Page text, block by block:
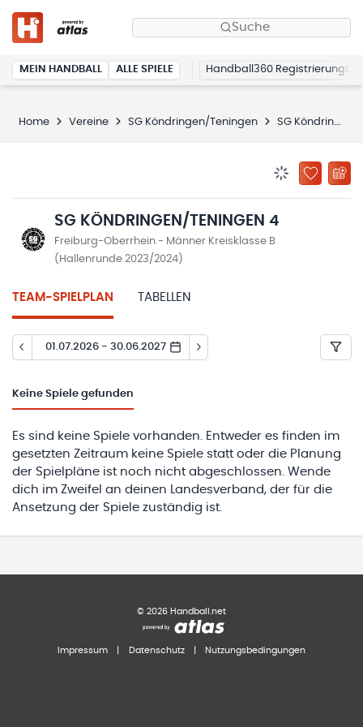
Suche
MEIN HANDBALL ALLE SPIELE Handball360 Registrierung
Home Vereine SG Köndringen/Teningen SG Köndringen/Teningen 4
ZU
SG KÖNDRINGEN/TENINGEN 4
Freiburg-Oberrhein - Männer Kreisklasse B
(Hallenrunde 2023/2024)
TEAM-SPIELPLAN TABELLEN
01.07.2026 - 30.06.2027
Keine Spiele gefunden
Es sind keine Spiele vorhanden. Entweder es finden im
gesetzten Zeitraum keine Spiele statt oder die Planung
der Spielpläne ist noch nicht abgeschlossen. Wende
dich im Zweifel an deinen Landesverband, der für die
Ansetzung der Spiele zuständig ist.
© 2026 Handball.net
Impressum Datenschutz Nutzungsbedingungen